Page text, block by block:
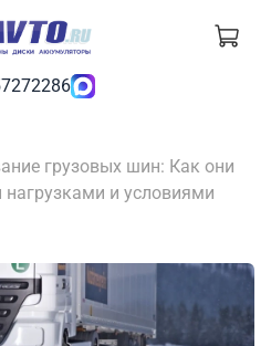
грузовых шин: Как они
и условиями